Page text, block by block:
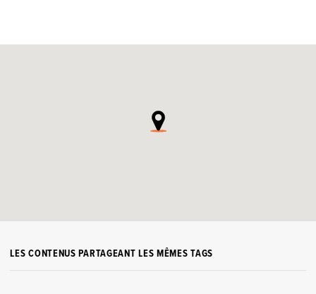
LES CONTENUS PARTAGEANT LES MÊMES TAGS